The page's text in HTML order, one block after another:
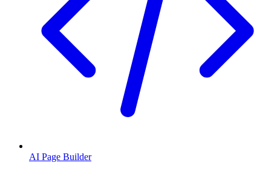
AI Page Builder